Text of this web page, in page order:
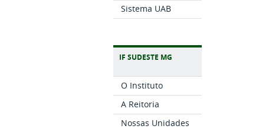
Sistema UAB
IF SUDESTE MG
O Instituto
A Reitoria
Nossas Unidades